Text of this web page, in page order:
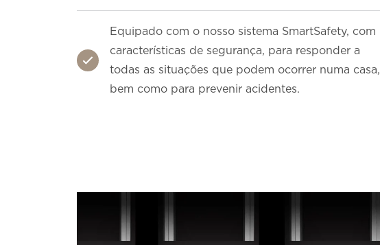
Equipado com o nosso sistema SmartSafety, com
características de segurança, para responder a
todas as situações que podem ocorrer numa casa,
bem como para prevenir acidentes.